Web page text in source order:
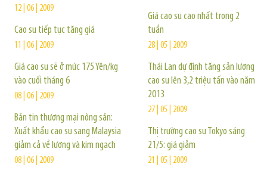
12 | 06 | 2009
Cao su tiếp tục tăng giá
11 | 06 | 2009
Giá cao su sẽ ở mức 175 Yên/kg
vào cuối tháng 6
08 | 06 | 2009
Bản tin thương mại nông sản:
Xuất khẩu cao su sang Malaysia
giảm cả về lượng và kim ngạch
08 | 06 | 2009
Giá cao su cao nhất trong 2
tuần
28 | 05 | 2009
Thái Lan dự định tăng sản lượng
cao su lên 3,2 triệu tấn vào năm
2013
27 | 05 | 2009
Thị trường cao su Tokyo sáng
21/5: giá giảm
21 | 05 | 2009